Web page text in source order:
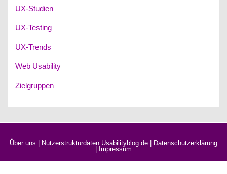
UX-Studien
UX-Testing
UX-Trends
Web Usability
Zielgruppen
Über uns Nutzerstrukturdaten Usabilityblog.de
Datenschutzerklärung
|Impressum